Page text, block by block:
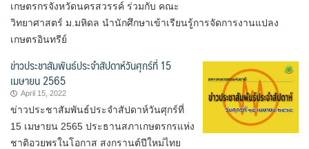
Search
for:
เกษตรกรจังหวัดนครสวรรค์ ร่วมกับ คณะ
วิทยาศาสตร์ ม.มหิดล นำนักศึกษาเข้าเรียนรู้การจัดการงานแปลง
เกษตรอินทรีย์
ข่าวประชาสัมพันธ์ประจำสัปดาห์วันศุกร์ที่ 15
เมษายน 2565
April 15, 2022
ข่าวประชาสัมพันธ์ประจำสัปดาห์วันศุกร์ที่
15 เมษายน 2565 ประธาน​สภา​เกษตรกร​แห่ง
ชาติ​อวยพรในโอกาส สงกรานต์ปีใหม่ไทย